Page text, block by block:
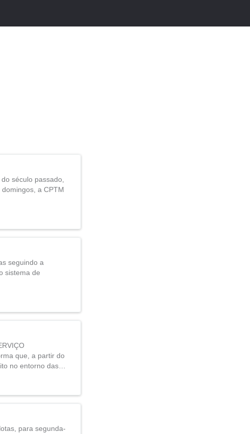
século passado,
a CPTM
seguindo a
sistema de
que, a partir do
no entorno das…
para segunda-